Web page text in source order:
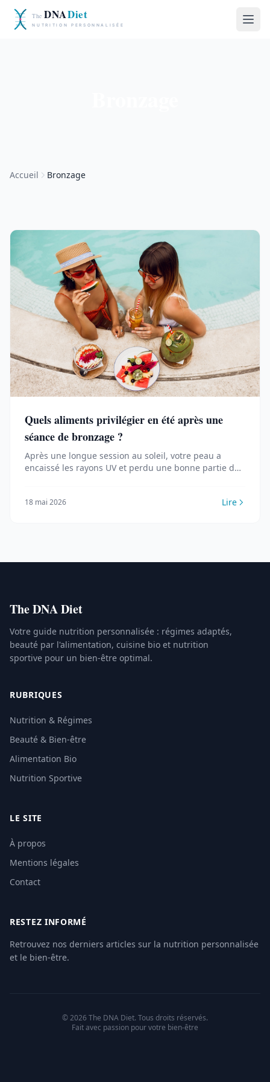
Accueil Bronzage
Quels aliments privilégier en été après une
séance de bronzage ?
Après une longue session au soleil, votre peau a
encaissé les rayons UV et perdu une bonne partie de
18 mai 2026 Lire
The DNA Diet
Votre guide nutrition personnalisée : régimes adaptés,
beauté par l'alimentation, cuisine bio et nutrition
sportive pour un bien-être optimal.
RUBRIQUES
Nutrition & Régimes
Beauté & Bien-être
Alimentation Bio
Nutrition Sportive
LE SITE
À propos
Mentions légales
Contact
RESTEZ INFORMÉ
Retrouvez nos derniers articles sur la nutrition personnalisée
et le bien-être.
© 2026 The DNA Diet. Tous droits réservés.
Fait avec passion pour votre bien-être